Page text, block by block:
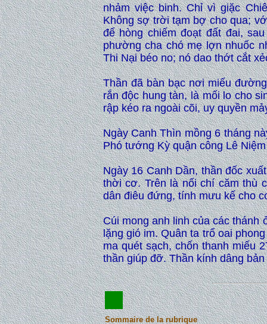
nhảm việc binh. Chỉ vì giặc
Không sợ trời tạm bợ cho qua;
để hòng chiếm đoạt đất đai,
phường cha chó mẹ lợn nhuốc
Thi Nại béo no; nó dao thớt cắt
Thần đã bàn bạc nơi miếu
rắn độc hung tàn, là mối lo cho
rập kéo ra ngoài cõi, uy quyền
Ngày Canh Thìn mồng 6 tháng
Phó tướng Kỳ quận công Lê
Ngày 16 Canh Dần, thần đốc
thời cơ. Trên là nối chí căm thù
dân điêu đứng, tính mưu kế cho
Cúi mong anh linh của các
lặng gió im. Quân ta trổ oai
ma quét sạch, chốn thanh miếu
thần giúp đỡ. Thần kính dâng bản
Sommaire de la rubrique